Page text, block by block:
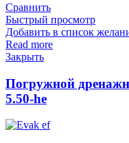
Сравнить
Быстрый просмотр
Добавить в список
Read more
Закрыть
Погружной
5.50-he